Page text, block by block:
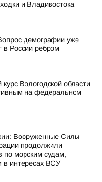
и Владивостока
демографии уже
в России ребром
Вологодской области
на федеральном
Вооруженные Силы
продолжили
по морским судам,
в интересах ВСУ